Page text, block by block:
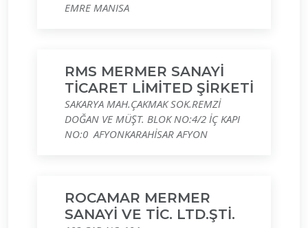
EMRE MANISA
RMS MERMER SANAYİ
TİCARET LİMİTED ŞİRKETİ
SAKARYA MAH.ÇAKMAK SOK.REMZİ
DOĞAN VE MÜŞT. BLOK NO:4/2 İÇ KAPI
NO:0 AFYONKARAHİSAR AFYON
ROCAMAR MERMER
SANAYİ VE TİC. LTD.ŞTİ.